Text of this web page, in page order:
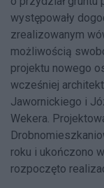
występowały
zrealizowanym
możliwością
projektu nowego
wcześniej
Jawornickiego i
Wekera.
roku i ukończono
rozpoczęto